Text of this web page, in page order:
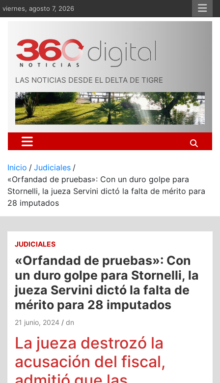
Saltar
al
viernes, agosto 7, 2026
LAS NOTICIAS DESDE EL DELTA DE TIGRE
Inicio
Judiciales
«Orfandad de pruebas»: Con un duro golpe para
Stornelli, la jueza Servini dictó la falta de mérito para
28 imputados
JUDICIALES
«Orfandad de pruebas»: Con
un duro golpe para Stornelli, la
jueza Servini dictó la falta de
mérito para 28 imputados
21 junio, 2024 dn
La jueza destrozó la
acusación del fiscal,